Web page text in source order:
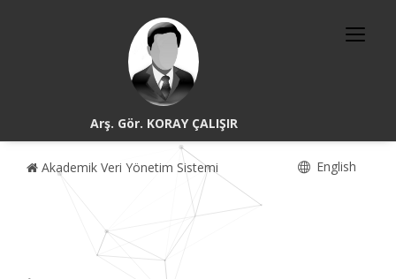
Arş. Gör. KORAY ÇALIŞIR
Akademik Veri Yönetim Sistemi English